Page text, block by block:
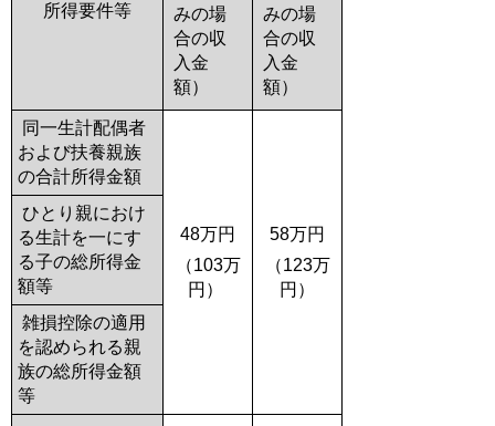
所得要件等
みの場
合の収
入金
額）
みの場
合の収
入金
額）
同一生計配偶者
および扶養親族
の合計所得金額
48万円
（103万
円）
58万円
（123万
円）
ひとり親におけ
る生計を一にす
る子の総所得金
額等
雑損控除の適用
を認められる親
族の総所得金額
等